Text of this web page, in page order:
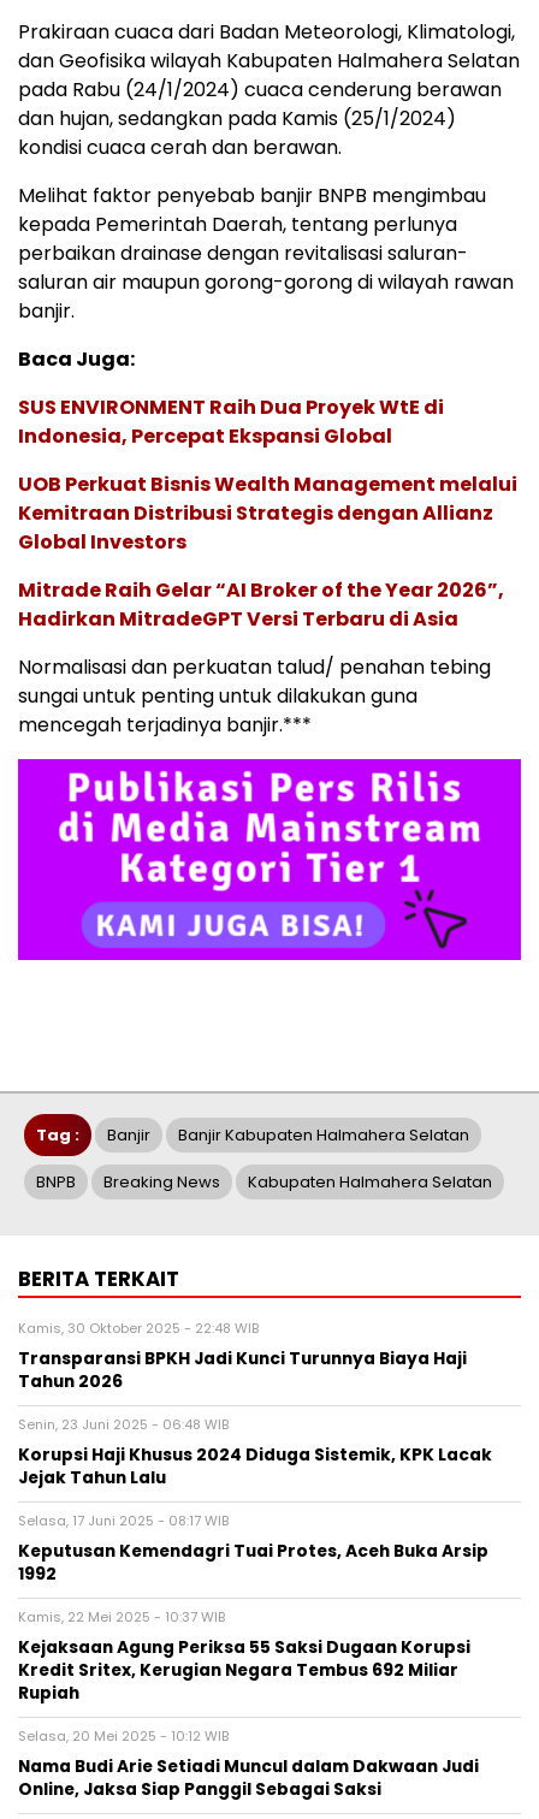
Prakiraan cuaca dari Badan Meteorologi, Klimatologi,
dan Geofisika wilayah Kabupaten Halmahera Selatan
pada Rabu (24/1/2024) cuaca cenderung berawan
dan hujan, sedangkan pada Kamis (25/1/2024)
kondisi cuaca cerah dan berawan.
Melihat faktor penyebab banjir BNPB mengimbau
kepada Pemerintah Daerah, tentang perlunya
perbaikan drainase dengan revitalisasi saluran-
saluran air maupun gorong-gorong di wilayah rawan
banjir.
Baca Juga:
SUS ENVIRONMENT Raih Dua Proyek WtE di
Indonesia, Percepat Ekspansi Global
UOB Perkuat Bisnis Wealth Management melalui
Kemitraan Distribusi Strategis dengan Allianz
Global Investors
Mitrade Raih Gelar “AI Broker of the Year 2026”,
Hadirkan MitradeGPT Versi Terbaru di Asia
Normalisasi dan perkuatan talud/ penahan tebing
sungai untuk penting untuk dilakukan guna
mencegah terjadinya banjir.***
Tag : Banjir Banjir Kabupaten Halmahera Selatan
BNPB Breaking News Kabupaten Halmahera Selatan
BERITA TERKAIT
Kamis, 30 Oktober 2025 - 22:48 WIB
Transparansi BPKH Jadi Kunci Turunnya Biaya Haji
Tahun 2026
Senin, 23 Juni 2025 - 06:48 WIB
Korupsi Haji Khusus 2024 Diduga Sistemik, KPK Lacak
Jejak Tahun Lalu
Selasa, 17 Juni 2025 - 08:17 WIB
Keputusan Kemendagri Tuai Protes, Aceh Buka Arsip
1992
Kamis, 22 Mei 2025 - 10:37 WIB
Kejaksaan Agung Periksa 55 Saksi Dugaan Korupsi
Kredit Sritex, Kerugian Negara Tembus 692 Miliar
Rupiah
Selasa, 20 Mei 2025 - 10:12 WIB
Nama Budi Arie Setiadi Muncul dalam Dakwaan Judi
Online, Jaksa Siap Panggil Sebagai Saksi